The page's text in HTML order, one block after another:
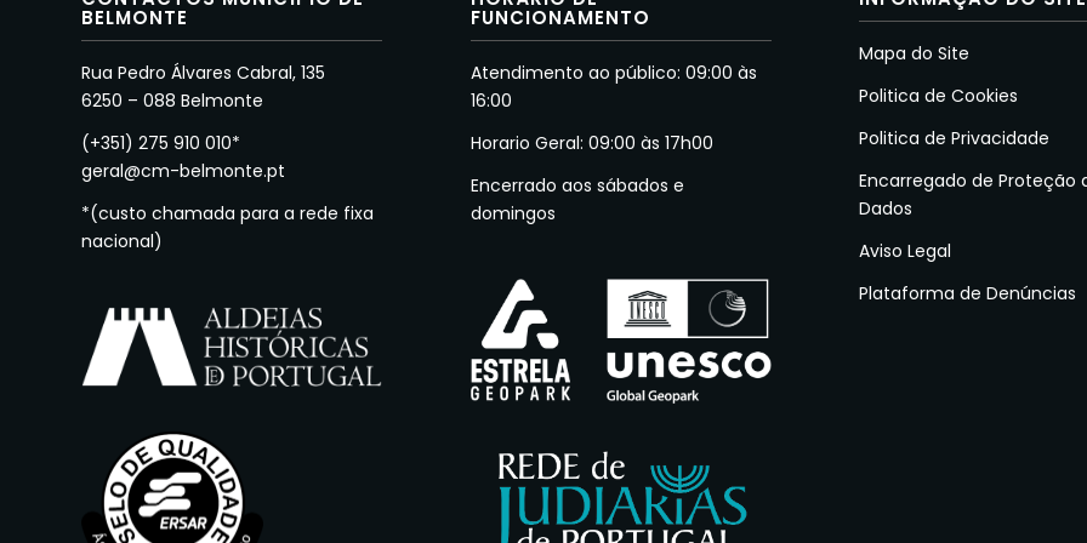
BELMONTE
Rua Pedro Álvares Cabral, 135
6250 – 088 Belmonte
(+351) 275 910 010*
geral@cm-belmonte.pt
*(custo chamada para a rede fixa
nacional)
FUNCIONAMENTO
Atendimento ao público: 09:00 às
16:00
Horario Geral: 09:00 às 17h00
Encerrado aos sábados e
domingos
Mapa do Site
Politica de Cookies
Politica de Privacidade
Encarregado de Proteção
Dados
Aviso Legal
Plataforma de Denúncias